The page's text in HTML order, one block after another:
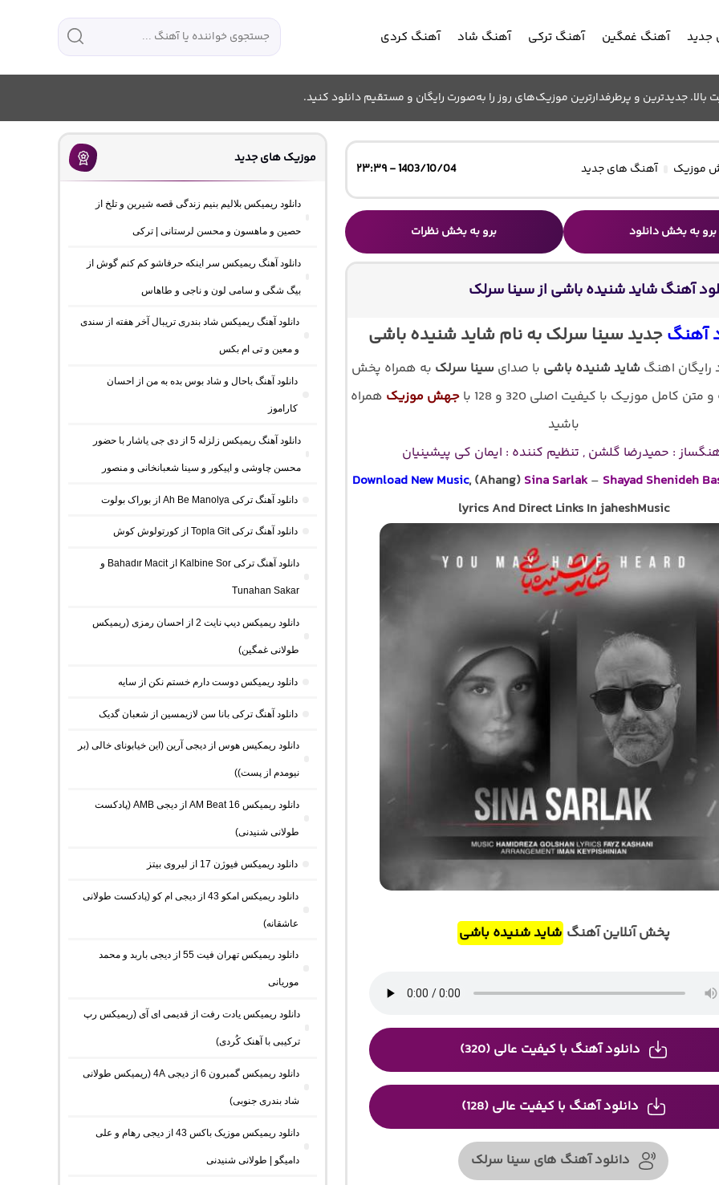
جدید آهنگ غمگین آهنگ ترکی آهنگ شاد آهنگ کردی
جدیدترین و پرطرفدارترین موزیک‌های روز را به‌صورت رایگان و مستقیم دانلود کنید.
موزیک آهنگ های جدید 1403/10/04 - ۲۳:۳۹
برو به بخش دانلود برو به بخش نظرات
آهنگ شاید شنیده باشی از سینا سرلک
آهنگجدید سینا سرلک به نام شاید شنیده باشی
رایگان اهنگ شاید شنیده باشی با صدای سینا سرلک به همراه پخش
متن کامل موزیک با کیفیت اصلی 320 و 128 با
جهش موزیک همراه
باشید
: حمیدرضا گلشن , تنظیم کننده : ایمان کی پیشینیان
Download New Music, (Ahang) Sina Sarlak– Shayad Shenideh
lyrics And Direct Links In jaheshMusic
پخش آنلاین آهنگ شاید شنیده باشی
دانلود آهنگ با کیفیت عالی (320)
دانلود آهنگ با کیفیت عالی (128)
دانلود آهنگ های سینا سرلک
موزیک های جدید
دانلود ریمیکس بلالیم بنیم زندگی قصه شیرین و تلخ از
حصین و ماهسون و محسن لرستانی | ترکی
دانلود آهنگ ریمیکس سر اینکه حرفاشو کم کنم گوش از
بیگ شگی و سامی لون و ناجی و طاهاس
دانلود آهنگ ریمیکس شاد بندری تریبال آخر هفته از سندی
و معین و تی ام بکس
دانلود آهنگ باحال و شاد بوس بده به من از احسان
کاراموز
دانلود آهنگ ریمیکس زلزله 5 از دی جی یاشار با حضور
محسن چاوشی و اپیکور و سینا شعبانخانی و منصور
دانلود آهنگ ترکی Ah Be Manolya از بوراک بولوت
دانلود آهنگ ترکی Topla Git از کورتولوش کوش
دانلود آهنگ ترکی Kalbine Sor از Bahadır Macit و
Tunahan Sakar
دانلود ریمیکس دیپ نایت 2 از احسان رمزی (ریمیکس
طولانی غمگین)
دانلود ریمیکس دوست دارم خستم نکن از سایه
دانلود آهنگ ترکی بانا سن لازیمسین از شعبان گدیک
دانلود ریمکیس هوس از دیجی آرین (این خیابونای خالی (بر
نیومدم از پست))
دانلود ریمیکس AM Beat 16 از دیجی AMB (پادکست
طولانی شنیدنی)
دانلود ریمیکس فیوژن 17 از لیروی بیتز
دانلود ریمیکس امکو 43 از دیجی ام کو (پادکست طولانی
عاشقانه)
دانلود ریمیکس تهران فیت 55 از دیجی باربد و محمد
موریانی
دانلود ریمیکس یادت رفت از قدیمی ای آی (ریمیکس رپ
ترکیبی با آهنک کُردی)
دانلود ریمیکس گمبرون 6 از دیجی 4A (ریمیکس طولانی
شاد بندری جنوبی)
دانلود ریمیکس موزیک باکس 43 از دیجی رهام و علی
دامیگو | طولانی شنیدنی